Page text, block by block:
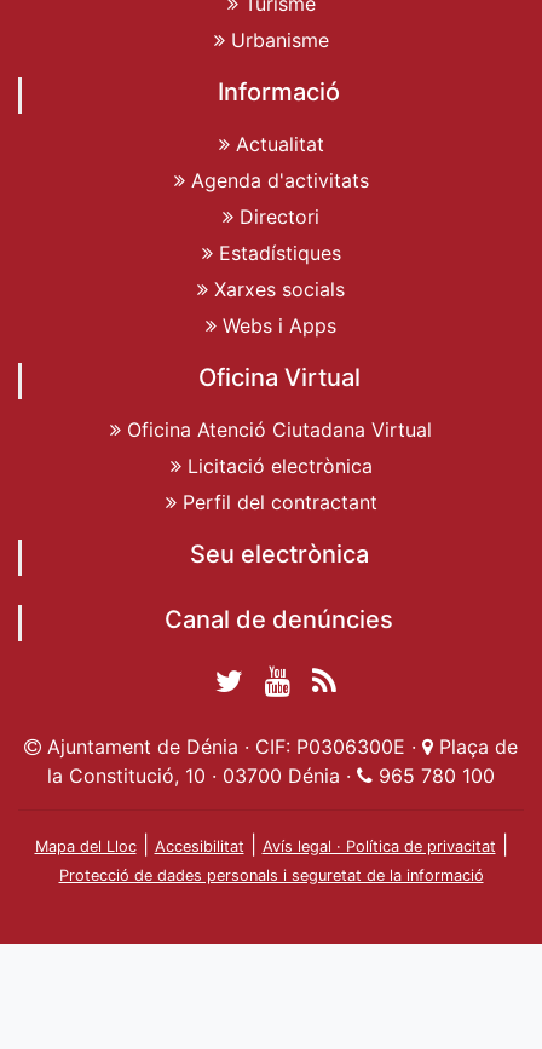
Urbanisme
Informació
Actualitat
Agenda d'activitats
Directori
Estadístiques
Xarxes socials
Webs i Apps
Oficina Virtual
Oficina Atenció Ciutadana Virtual
Licitació electrònica
Perfil del contractant
Seu electrònica
Canal de denúncies
de Dénia
Twitter Ajuntament
de Dénia
Ajuntament de
Dénia
Actualitat
Ajuntament
Ajuntament de Dénia · CIF: P0306300E ·
Plaça de
la Constitució, 10 · 03700 Dénia ·
965 780 100
Mapa del Lloc| Accesibilitat Avís legal · Política de privacitat
Protecció de dades personals i seguretat de la informació